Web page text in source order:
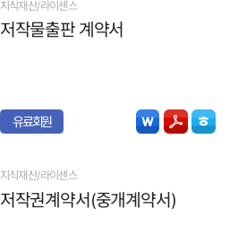
지식재산/라이센스
저작물출판 계약서
유료회원
지식재산/라이센스
저작권계약서(중개계약서)